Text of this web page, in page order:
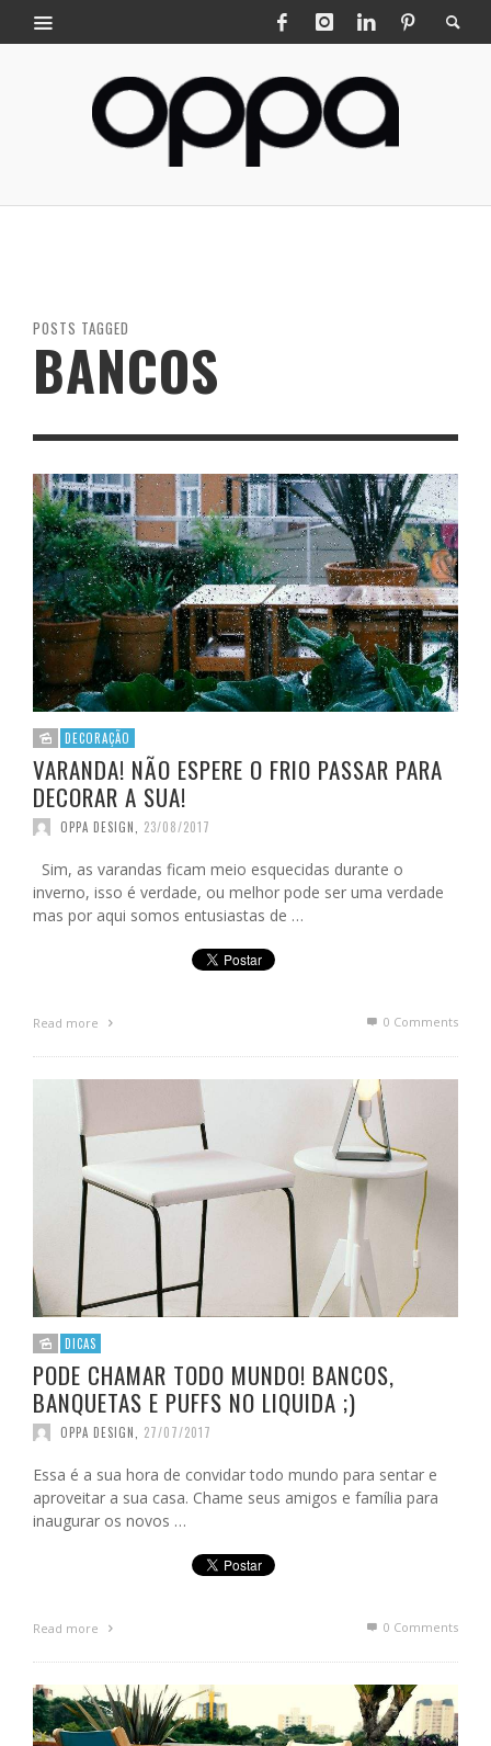
POSTS TAGGED
BANCOS
DECORAÇÃO
VARANDA! NÃO ESPERE O FRIO PASSAR PARA
DECORAR A SUA!
OPPA DESIGN 23/08/2017
Sim, as varandas ficam meio esquecidas durante o
inverno, isso é verdade, ou melhor pode ser uma verdade
mas por aqui somos entusiastas de …
Read more 0 Comments
DICAS
PODE CHAMAR TODO MUNDO! BANCOS,
BANQUETAS E PUFFS NO LIQUIDA ;)
OPPA DESIGN 27/07/2017
Essa é a sua hora de convidar todo mundo para sentar e
aproveitar a sua casa. Chame seus amigos e família para
inaugurar os novos …
Read more 0 Comments